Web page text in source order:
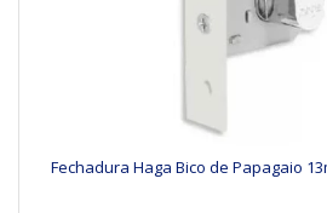
Fechadura Haga Bico de Papagaio